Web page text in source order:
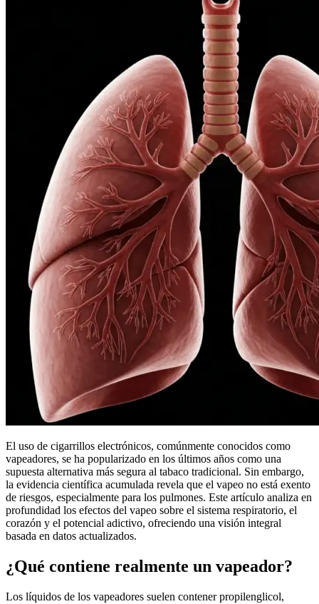
El uso de cigarrillos electrónicos, comúnmente conocidos como
vapeadores, se ha popularizado en los últimos años como una
supuesta alternativa más segura al tabaco tradicional. Sin embargo,
la evidencia científica acumulada revela que el vapeo no está exento
de riesgos, especialmente para los pulmones. Este artículo analiza en
profundidad los efectos del vapeo sobre el sistema respiratorio, el
corazón y el potencial adictivo, ofreciendo una visión integral
basada en datos actualizados.
¿Qué contiene realmente un vapeador?
Los líquidos de los vapeadores suelen contener propilenglicol,